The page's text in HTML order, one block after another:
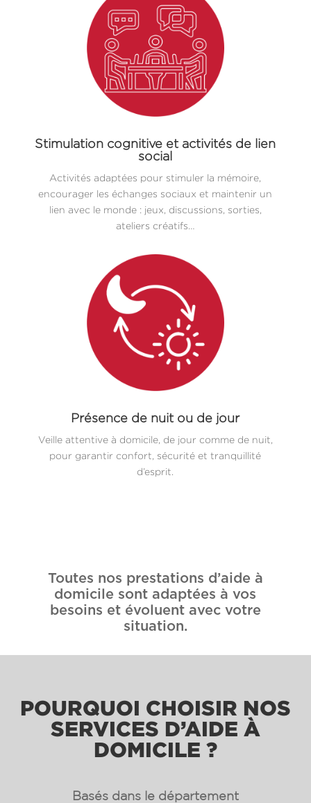
Stimulation cognitive et activités de lien
social
Activités adaptées pour stimuler la mémoire,
encourager les échanges sociaux et maintenir un
lien avec le monde : jeux, discussions, sorties,
ateliers créatifs…
Présence de nuit ou de jour
Veille attentive à domicile, de jour comme de nuit,
pour garantir confort, sécurité et tranquillité
d’esprit.
Toutes nos prestations d’aide à
domicile sont adaptées à vos
besoins et évoluent avec votre
situation.
POURQUOI CHOISIR NOS
SERVICES D’AIDE À
DOMICILE ?
Basés dans le département